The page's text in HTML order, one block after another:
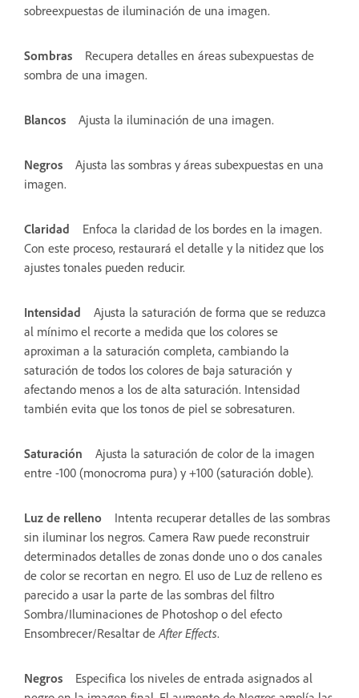
sobreexpuestas de iluminación de una imagen.
Sombras
Recupera detalles en áreas subexpuestas de
sombra de una imagen.
Blancos Ajusta la iluminación de una imagen.
Negros
Ajusta las sombras y áreas subexpuestas en una
imagen.
Claridad
Enfoca la claridad de los bordes en la imagen.
Con este proceso, restaurará el detalle y la nitidez que los
ajustes tonales pueden reducir.
Intensidad
Ajusta la saturación de forma que se reduzca
al mínimo el recorte a medida que los colores se
aproximan a la saturación completa, cambiando la
saturación de todos los colores de baja saturación y
afectando menos a los de alta saturación. Intensidad
también evita que los tonos de piel se sobresaturen.
Saturación
Ajusta la saturación de color de la imagen
entre -100 (monocroma pura) y +100 (saturación doble).
Luz de relleno
Intenta recuperar detalles de las sombras
sin iluminar los negros. Camera Raw puede reconstruir
determinados detalles de zonas donde uno o dos canales
de color se recortan en negro. El uso de Luz de relleno es
parecido a usar la parte de las sombras del filtro
Sombra/Iluminaciones de Photoshop o del efecto
Ensombrecer/Resaltar de After Effects.
Negros
Especifica los niveles de entrada asignados al